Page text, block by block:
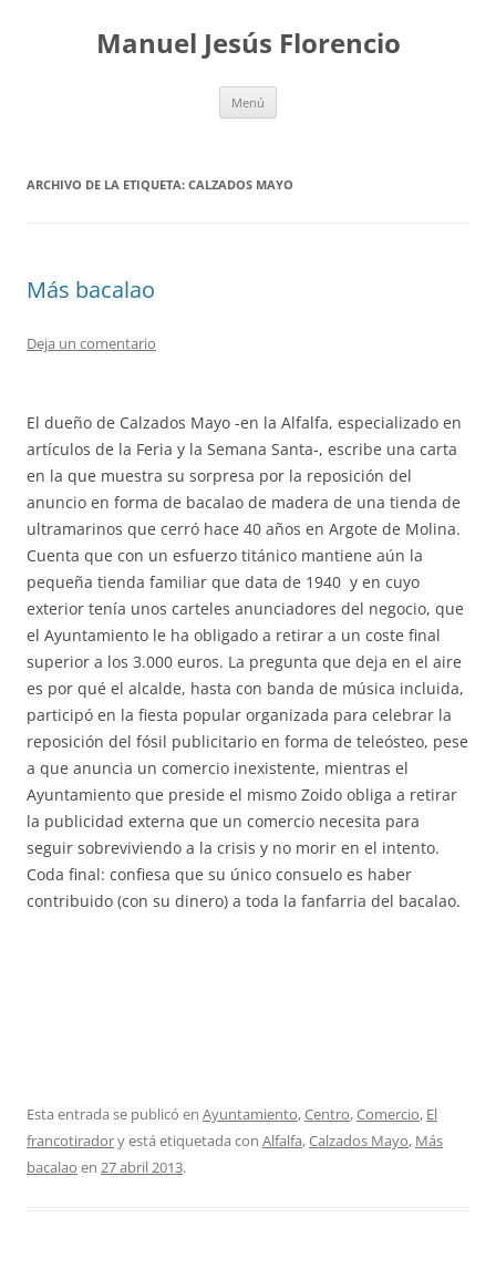
contenidoManuel Jesús Florencio
Menú
ARCHIVO DE LA ETIQUETA: CALZADOS MAYO
Más bacalao
Deja un comentario
El dueño de Calzados Mayo -en la Alfalfa, especializado en
artículos de la Feria y la Semana Santa-, escribe una carta
en la que muestra su sorpresa por la reposición del
anuncio en forma de bacalao de madera de una tienda de
ultramarinos que cerró hace 40 años en Argote de Molina.
Cuenta que con un esfuerzo titánico mantiene aún la
pequeña tienda familiar que data de 1940 y en cuyo
exterior tenía unos carteles anunciadores del negocio, que
el Ayuntamiento le ha obligado a retirar a un coste final
superior a los 3.000 euros. La pregunta que deja en el aire
es por qué el alcalde, hasta con banda de música incluida,
participó en la fiesta popular organizada para celebrar la
reposición del fósil publicitario en forma de teleósteo, pese
a que anuncia un comercio inexistente, mientras el
Ayuntamiento que preside el mismo Zoido obliga a retirar
la publicidad externa que un comercio necesita para
seguir sobreviviendo a la crisis y no morir en el intento.
Coda final: confiesa que su único consuelo es haber
contribuido (con su dinero) a toda la fanfarria del bacalao.
Esta entrada se publicó en Ayuntamiento,Centro,Comercio, El
francotiradory está etiquetada con Alfalfa,Calzados Mayo, Más
bacalao en 27 abril 2013.